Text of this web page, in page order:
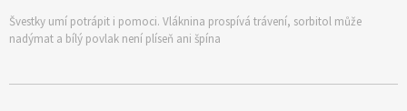
Švestky umí potrápit i pomoci. Vláknina prospívá trávení, sorbitol může
nadýmat a bílý povlak není plíseň ani špína